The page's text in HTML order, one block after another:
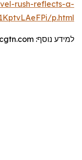
rush-reflects-a-
p.html
למידע נוסף: